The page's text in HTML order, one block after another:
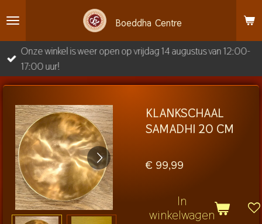
direct
naar
de
hoofdinhoud
Boeddha Centre
Onze winkel is weer open op vrijdag 14 augustus van 12:00-
17:00 uur!
KLANKSCHAAL
SAMADHI 20 CM
€ 99,99
In
winkelwagen